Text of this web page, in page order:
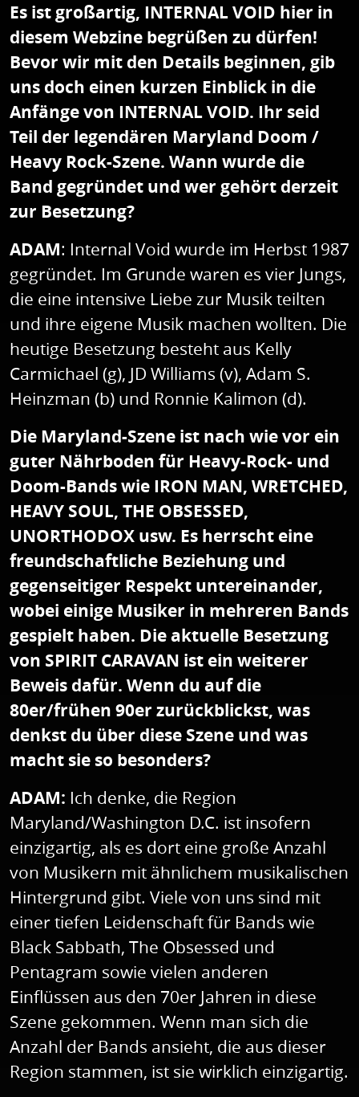
Es ist großartig, INTERNAL VOID hier in
diesem Webzine begrüßen zu dürfen!
Bevor wir mit den Details beginnen, gib
uns doch einen kurzen Einblick in die
Anfänge von INTERNAL VOID. Ihr seid
Teil der legendären Maryland Doom /
Heavy Rock-Szene. Wann wurde die
Band gegründet und wer gehört derzeit
zur Besetzung?
ADAM: Internal Void wurde im Herbst 1987
gegründet. Im Grunde waren es vier Jungs,
die eine intensive Liebe zur Musik teilten
und ihre eigene Musik machen wollten. Die
heutige Besetzung besteht aus Kelly
Carmichael (g), JD Williams (v), Adam S.
Heinzman (b) und Ronnie Kalimon (d).
Die Maryland-Szene ist nach wie vor ein
guter Nährboden für Heavy-Rock- und
Doom-Bands wie IRON MAN, WRETCHED,
HEAVY SOUL, THE OBSESSED,
UNORTHODOX usw. Es herrscht eine
freundschaftliche Beziehung und
gegenseitiger Respekt untereinander,
wobei einige Musiker in mehreren Bands
gespielt haben. Die aktuelle Besetzung
von SPIRIT CARAVAN ist ein weiterer
Beweis dafür. Wenn du auf die
80er/frühen 90er zurückblickst, was
denkst du über diese Szene und was
macht sie so besonders?
ADAM: Ich denke, die Region
Maryland/Washington D.C. ist insofern
einzigartig, als es dort eine große Anzahl
von Musikern mit ähnlichem musikalischen
Hintergrund gibt. Viele von uns sind mit
einer tiefen Leidenschaft für Bands wie
Black Sabbath, The Obsessed und
Pentagram sowie vielen anderen
Einflüssen aus den 70er Jahren in diese
Szene gekommen. Wenn man sich die
Anzahl der Bands ansieht, die aus dieser
Region stammen, ist sie wirklich einzigartig.